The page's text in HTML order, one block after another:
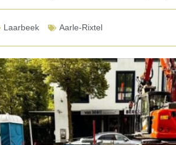
Laarbeek Aarle-Rixtel